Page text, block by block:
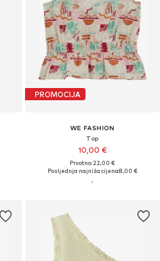
PROMOCIJA
WE FASHION
Top
10,00 €
Prvotno: 22,00 €
Posljednja najniža cijena:8,00 €